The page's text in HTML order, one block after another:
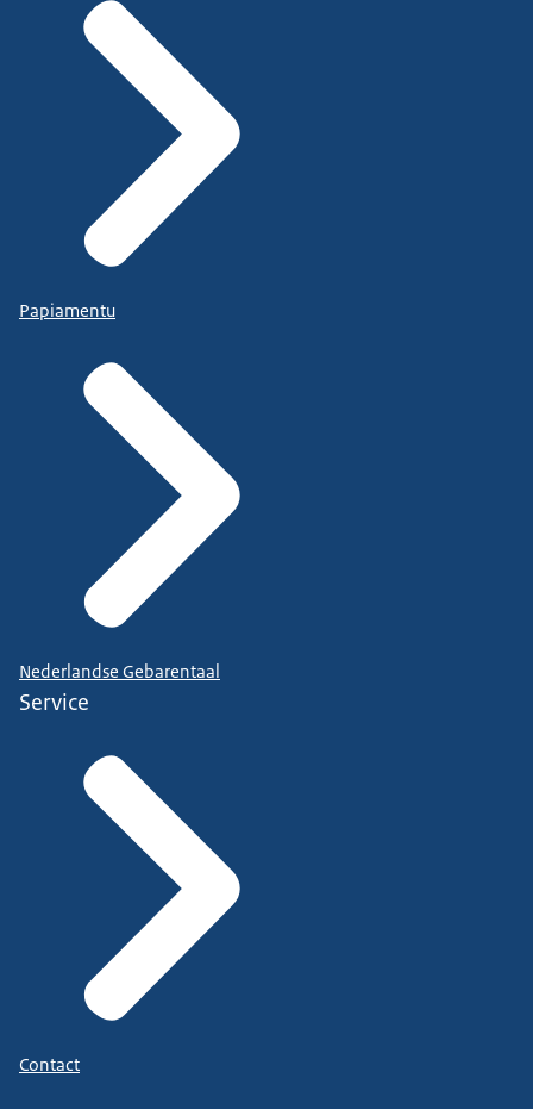
Papiamentu
Nederlandse Gebarentaal
Service
Contact